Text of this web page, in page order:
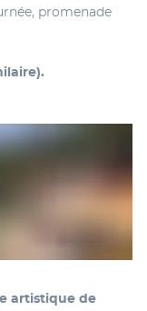
promenade
artistique de